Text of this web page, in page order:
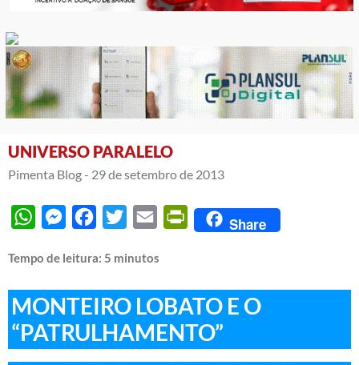
UNIVERSO PARALELO
Pimenta Blog - 29 de setembro de 2013
WhatsAppMessengerFacebook
Twitter Email PrintFriendly
Share
Tempo de leitura: 5 minutos
MONTEIRO LOBATO E O
“PATRULHAMENTO”